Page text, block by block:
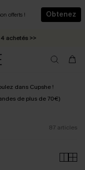
offerts !
Obtenez
>>
achetés >>
dans Cupshe !
de plus de 70€)
87 articles